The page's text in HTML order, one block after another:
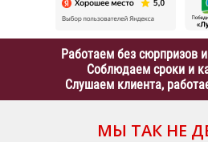
Работаем без сюрпризов
Соблюдаем сроки и
Слушаем клиента,
МЫ ТАК НЕ